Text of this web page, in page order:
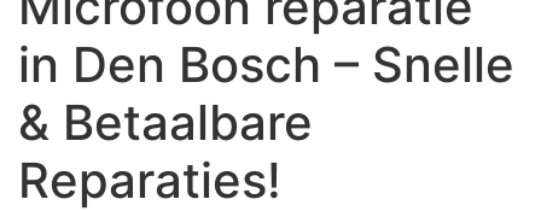
in Den Bosch – Snelle
& Betaalbare
Reparaties!